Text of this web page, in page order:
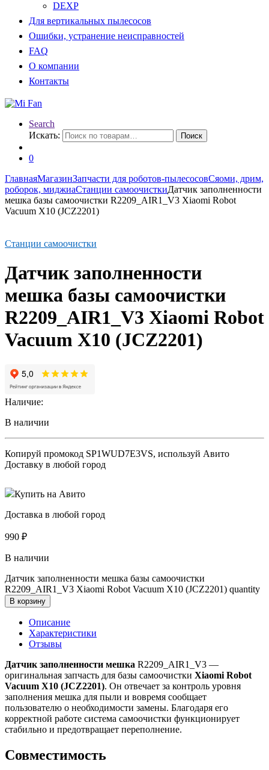
DEXP
Для вертикальных пылесосов
Ошибки, устранение неисправностей
FAQ
О компании
Контакты
Search
Искать:
Поиск
0
ГлавнаяМагазинЗапчасти для роботов-пылесосовСяоми, дрим,
роборок, миджиаСтанции самоочисткиДатчик заполненности
мешка базы самоочистки R2209_AIR1_V3 Xiaomi Robot
Vacuum X10 (JCZ2201)
Станции самоочистки
Датчик заполненности
мешка базы самоочистки
R2209_AIR1_V3 Xiaomi Robot
Vacuum X10 (JCZ2201)
Наличие:
В наличии
Копируй промокод SP1WUD7E3VS, используй Авито
Доставку в любой город
Купить на Авито
Доставка в любой город
990 ₽
В наличии
Датчик заполненности мешка базы самоочистки
R2209_AIR1_V3 Xiaomi Robot Vacuum X10 (JCZ2201) quantity
В корзину
Описание
Характеристики
Отзывы
Датчик заполненности мешка R2209_AIR1_V3 —
оригинальная запчасть для базы самоочистки Xiaomi Robot
Vacuum X10 (JCZ2201). Он отвечает за контроль уровня
заполнения мешка для пыли и вовремя сообщает
пользователю о необходимости замены. Благодаря его
корректной работе система самоочистки функционирует
стабильно и предотвращает переполнение.
Совместимость